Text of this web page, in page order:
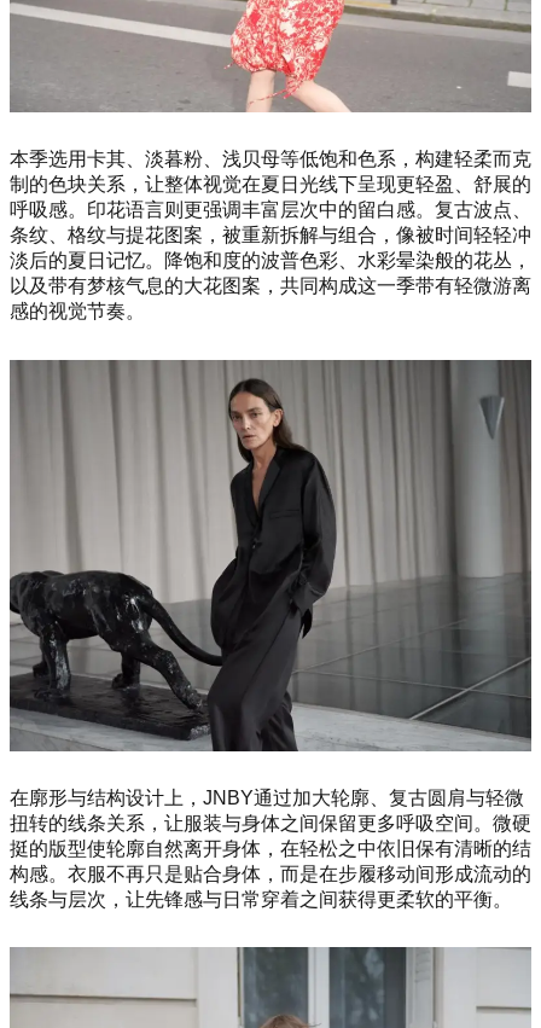
本季选用卡其、淡暮粉、浅贝母等低饱和色系，构建轻柔而克
制的色块关系，让整体视觉在夏日光线下呈现更轻盈、舒展的
呼吸感。印花语言则更强调丰富层次中的留白感。复古波点、
条纹、格纹与提花图案，被重新拆解与组合，像被时间轻轻冲
淡后的夏日记忆。降饱和度的波普色彩、水彩晕染般的花丛，
以及带有梦核气息的大花图案，共同构成这一季带有轻微游离
感的视觉节奏。
在廓形与结构设计上，JNBY通过加大轮廓、复古圆肩与轻微
扭转的线条关系，让服装与身体之间保留更多呼吸空间。微硬
挺的版型使轮廓自然离开身体，在轻松之中依旧保有清晰的结
构感。衣服不再只是贴合身体，而是在步履移动间形成流动的
线条与层次，让先锋感与日常穿着之间获得更柔软的平衡。